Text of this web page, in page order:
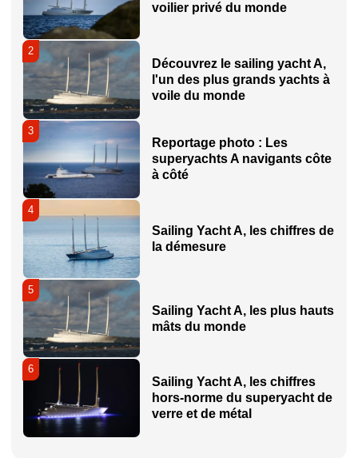
voilier privé du monde
2
Découvrez le sailing yacht A,
l'un des plus grands yachts à
voile du monde
3
Reportage photo : Les
superyachts A navigants côte
à côté
4
Sailing Yacht A, les chiffres de
la démesure
5
Sailing Yacht A, les plus hauts
mâts du monde
6
Sailing Yacht A, les chiffres
hors-norme du superyacht de
verre et de métal